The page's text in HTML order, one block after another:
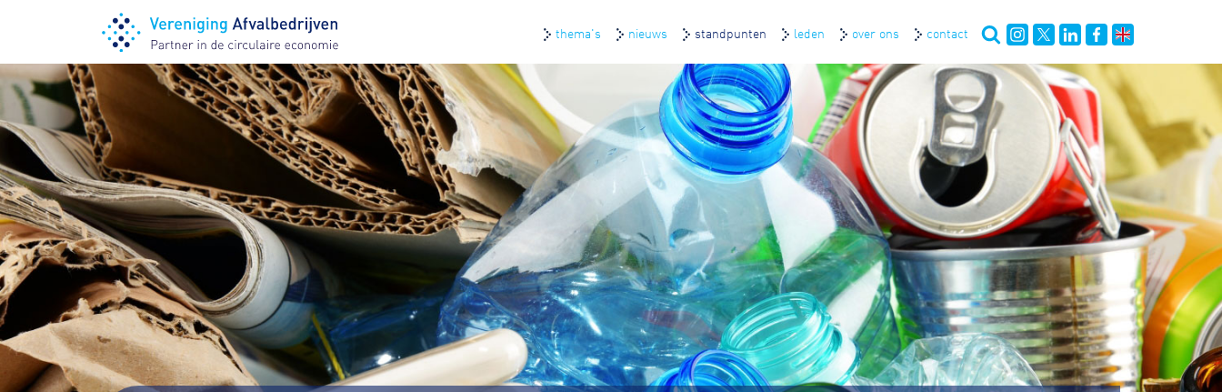
thema's nieuws standpunten leden over ons contact